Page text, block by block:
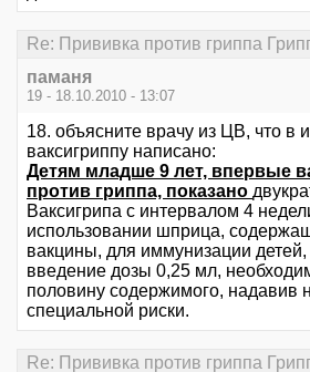
Re: Прививка против гриппа
паманя
19 - 18.10.2010 - 13:07
18. объясните врачу из ЦВ, что в
ваксигриппу написано:
Детям младше 9 лет, впервые
против гриппа, показано
Ваксигрипа с интервалом 4
использовании шприца,
вакцины, для иммунизации
введение дозы 0,25 мл,
половину содержимого, надавив
специальной риски.
Re: Прививка против гриппа